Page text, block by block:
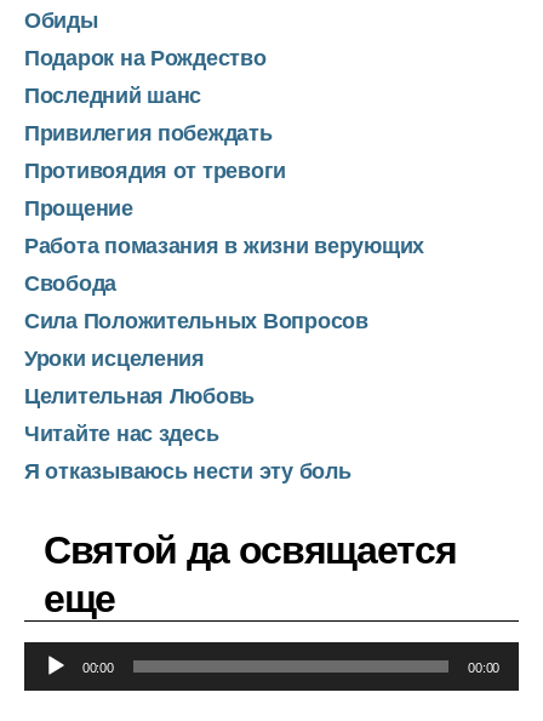
Обиды
Подарок на Рождество
Последний шанс
Привилегия побеждать
Противоядия от тревоги
Прощение
Работа помазания в жизни верующих
Свобода
Сила Положительных Вопросов
Уроки исцеления
Целительная Любовь
Читайте нас здесь
Я отказываюсь нести эту боль
Святой да освящается
еще
у
00:00 00:00